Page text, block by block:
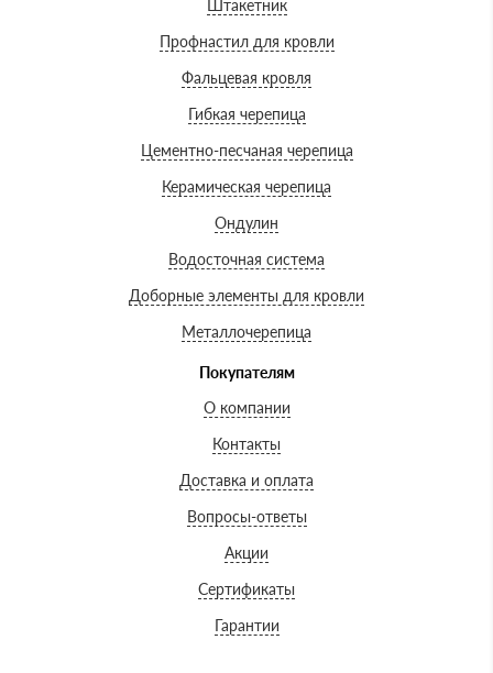
Штакетник
Профнастил для кровли
Фальцевая кровля
Гибкая черепица
Цементно-песчаная черепица
Керамическая черепица
Ондулин
Водосточная система
Доборные элементы для кровли
Металлочерепица
Покупателям
О компании
Контакты
Доставка и оплата
Вопросы-ответы
Акции
Сертификаты
Гарантии